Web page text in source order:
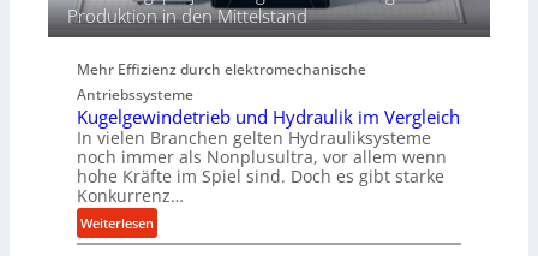
e
P
r
f
o
r
m
a
n
c
Produktion in den Mittelstand
Mehr Effizienz durch elektromechanische
Antriebssysteme
Kugelgewindetrieb und Hydraulik im Vergleich
In vielen Branchen gelten Hydrauliksysteme
noch immer als Nonplusultra, vor allem wenn
hohe Kräfte im Spiel sind. Doch es gibt starke
Konkurrenz…
Weiterlesen:
K